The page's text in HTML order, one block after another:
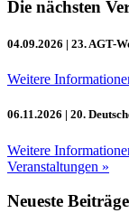
Die nächsten
04.09.2026 | 23. AGT-
Weitere
06.11.2026 | 20.
Weitere
Veranstaltungen »
Neueste Beiträge